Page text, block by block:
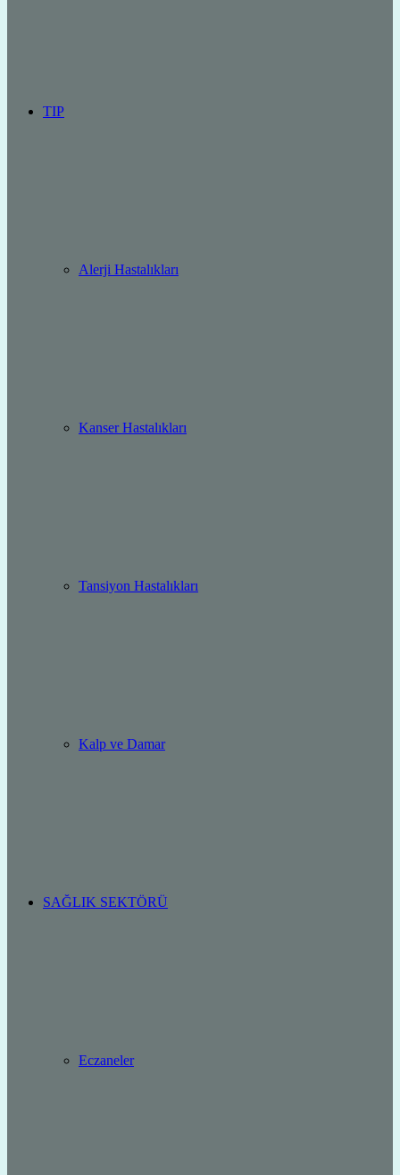
TIP
Alerji Hastalıkları
Kanser Hastalıkları
Tansiyon Hastalıkları
Kalp ve Damar
SAĞLIK SEKTÖRÜ
Eczaneler